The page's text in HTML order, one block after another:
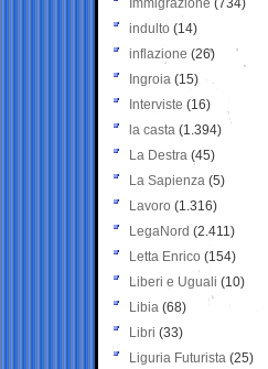
Immigrazione (734)
indulto (14)
inflazione (26)
Ingroia (15)
Interviste (16)
la casta (1.394)
La Destra (45)
La Sapienza (5)
Lavoro (1.316)
LegaNord (2.411)
Letta Enrico (154)
Liberi e Uguali (10)
Libia (68)
Libri (33)
Liguria Futurista (25)